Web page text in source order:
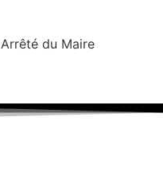
Arrêté du Maire